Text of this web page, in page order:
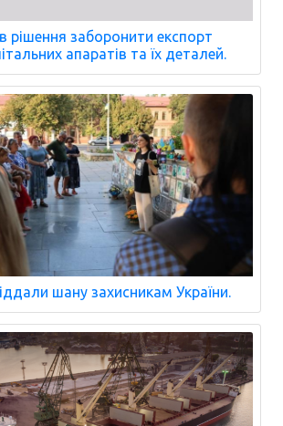
рішення заборонити експорт
апаратів та їх деталей.
шану захисникам України.